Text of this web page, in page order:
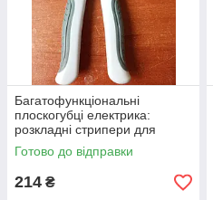
Багатофункціональні
плоскогубці електрика:
розкладні стрипери для
зачистки та обтискання
проводів
Готово до відправки
214 ₴